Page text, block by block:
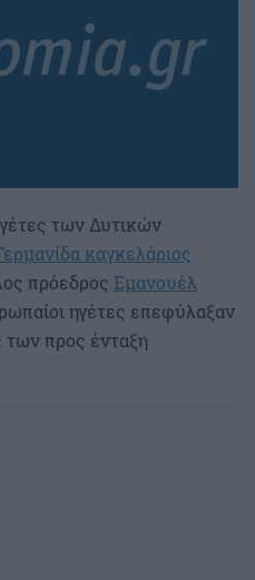
των Δυτικών
καγκελάριος
πρόεδρος Εμανουέλ
ηγέτες επεφύλαξαν
των προς ένταξη